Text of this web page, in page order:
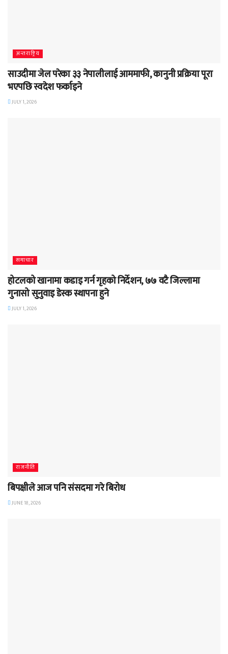
अन्तराष्ट्रिय
साउदीमा जेल परेका ३३ नेपालीलाई आममाफी, कानुनी प्रक्रिया पूरा
भएपछि स्वदेश फर्काइने
JULY 1, 2026
समाचार
होटलको खानामा कडाइ गर्न गृहको निर्देशन, ७७ वटै जिल्लामा
गुनासो सुनुवाइ डेस्क स्थापना हुने
JULY 1, 2026
राजनीति
बिपक्षीले आज पनि संसदमा गरे बिरोध
JUNE 18, 2026